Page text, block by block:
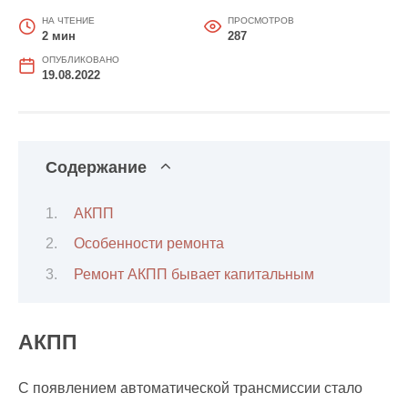
НА ЧТЕНИЕ
2 мин
ПРОСМОТРОВ
287
ОПУБЛИКОВАНО
19.08.2022
Содержание
АКПП
Особенности ремонта
Ремонт АКПП бывает капитальным
АКПП
С появлением автоматической трансмиссии стало